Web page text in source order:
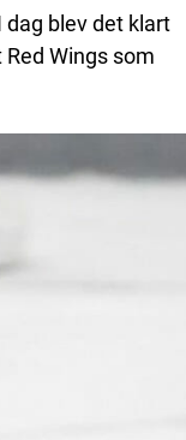
blev det klart
Wings som